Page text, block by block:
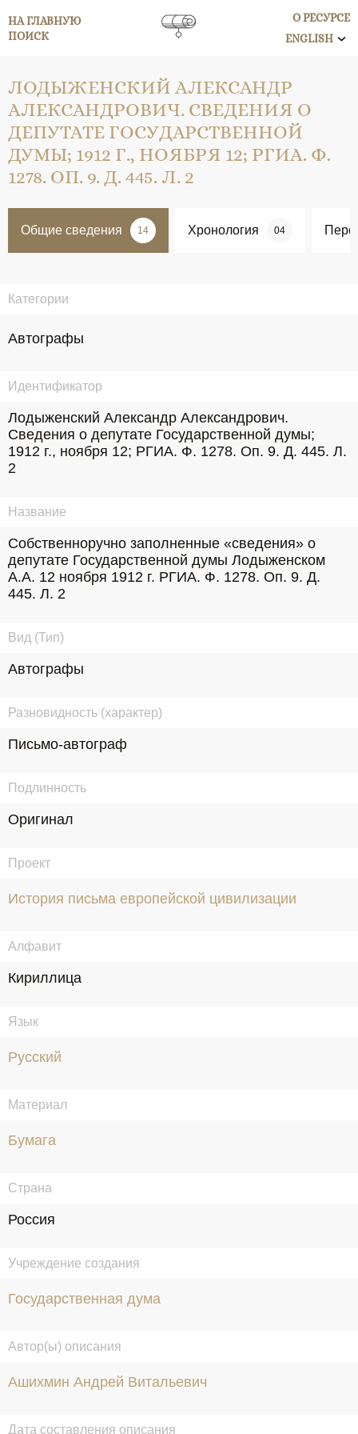
НА ГЛАВНУЮ
ПОИСК
О РЕСУРСЕ
ENGLISH
ЛОДЫЖЕНСКИЙ АЛЕКСАНДР
АЛЕКСАНДРОВИЧ. СВЕДЕНИЯ О
ДЕПУТАТЕ ГОСУДАРСТВЕННОЙ
ДУМЫ; 1912 Г., НОЯБРЯ 12; РГИА. Ф.
1278. ОП. 9. Д. 445. Л. 2
Общие сведения 14 Хронология 04
Категории
Автографы
Идентификатор
Лодыженский Александр Александрович.
Сведения о депутате Государственной думы;
1912 г., ноября 12; РГИА. Ф. 1278. Оп. 9. Д. 445. Л.
2
Название
Собственноручно заполненные «сведения» о
депутате Государственной думы Лодыженском
А.А. 12 ноября 1912 г. РГИА. Ф. 1278. Оп. 9. Д.
445. Л. 2
Вид (Тип)
Автографы
Разновидность (характер)
Письмо-автограф
Подлинность
Оригинал
Проект
История письма европейской цивилизации
Алфавит
Кириллица
Язык
Русский
Материал
Бумага
Страна
Россия
Учреждение создания
Государственная дума
Автор(ы) описания
Ашихмин Андрей Витальевич
Дата составления описания